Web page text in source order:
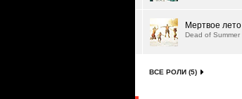
Мертвое лето
Dead of Summer
ВСЕ РОЛИ (5)